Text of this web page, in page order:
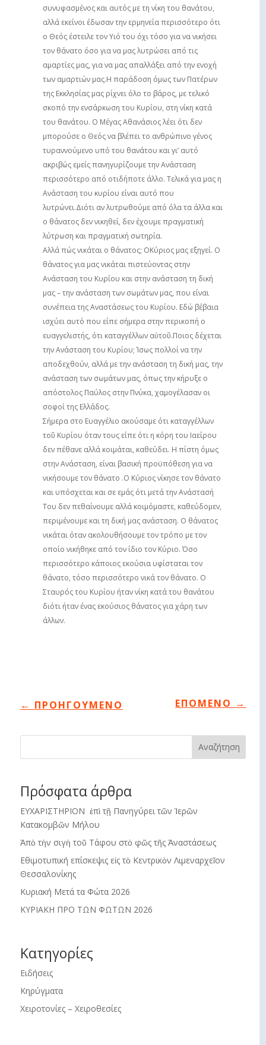
συνυφασμένος και αυτός με τη νίκη του θανάτου,
αλλά εκείνοι έδωσαν την ερμηνεία περισσότερο ότι
ο Θεός έστειλε τον Υιό του όχι τόσο για να νικήσει
τον θάνατο όσο για να μας λυτρώσει από τις
αμαρτίες μας, για να μας απαλλάξει από την ενοχή
των αμαρτιών μας.Η παράδοση όμως των Πατέρων
της Εκκλησίας μας ρίχνει όλο το βάρος, με τελικό
σκοπό την ενσάρκωση του Κυρίου, στη νίκη κατά
του θανάτου. Ο Μέγας Αθανάσιος λέει ότι δεν
μπορούσε ο Θεός να βλέπει το ανθρώπινο γένος
τυραννούμενο υπό του θανάτου και γι’ αυτό
ακριβώς εμείς πανηγυρίζουμε την Ανάσταση
περισσότερο από οτιδήποτε άλλο. Τελικά για μας η
Ανάσταση του κυρίου είναι αυτό που
λυτρώνει.Διότι αν λυτρωθούμε από όλα τα άλλα και
ο θάνατος δεν νικηθεί, δεν έχουμε πραγματική
λύτρωση και πραγματική σωτηρία.
Αλλά πώς νικάται ο θάνατος; ΟΚύριος μας εξηγεί. Ο
θάνατος για μας νικάται πιστεύοντας στην
Ανάσταση του Κυρίου και στην ανάσταση τη δική
μας – την ανάσταση των σωμάτων μας, που είναι
συνέπεια της Αναστάσεως του Κυρίου. Εδώ βέβαια
ισχύει αυτό που είπε σήμερα στην περικοπή ο
ευαγγελιστής, ότι καταγγέλλων αὐτοῦ.Ποιος δέχεται
την Ανάσταση του Κυρίου; Ίσως πολλοί να την
αποδεχθούν, αλλά με την ανάσταση τη δική μας, την
ανάσταση των σωμάτων μας, όπως την κήρυξε ο
απόστολος Παύλος στην Πνύκα, χαμογέλασαν οι
σοφοί της Ελλάδος.
Σήμερα στο Ευαγγέλιο ακούσαμε ότι καταγγέλλων
τοῦ Κυρίου όταν τους είπε ότι η κόρη του Ιαείρου
δεν πέθανε αλλά κοιμάται, καθεύδει. Η πίστη όμως
στην Ανάσταση, είναι βασική προϋπόθεση για να
νικήσουμε τον θάνατο .Ο Κύριος νίκησε τον θάνατο
και υπόσχεται και σε εμάς ότι μετά την Ανάστασή
Του δεν πεθαίνουμε αλλά κοιμόμαστε, καθεύδομεν,
περιμένουμε και τη δική μας ανάσταση. Ο θάνατος
νικάται όταν ακολουθήσουμε τον τρόπο με τον
οποίο νικήθηκε από τον ίδιο τον Κύριο. Όσο
περισσότερο κάποιος εκούσια υφίσταται τον
θάνατο, τόσο περισσότερο νικά τον θάνατο. Ο
Σταυρός του Κυρίου ήταν νίκη κατά του θανάτου
διότι ήταν ένας εκούσιος θάνατος για χάρη των
άλλων.
← ΠΡΟΗΓΟΥΜΕΝΟ ΕΠΟΜΕΝΟ →
Αναζήτηση
Πρόσφατα άρθρα
ΕΥΧΑΡΙΣΤΗΡΙΟΝ ἐπὶ τῇ Πανηγύρει τῶν Ἱερῶν
Κατακομβῶν Μήλου
Ἀπὸ τὴν σιγὴ τοῦ Τάφου στὸ φῶς τῆς Ἀναστάσεως
Εθιμοτυπική επίσκεψις εἰς τὸ Κεντρικὸν Λιμεναρχεῖον
Θεσσαλονίκης
Κυριακή Μετά τα Φώτα 2026
ΚΥΡΙΑΚΗ ΠΡΟ ΤΩΝ ΦΩΤΩΝ 2026
Kατηγορίες
Ειδήσεις
Κηρύγματα
Χειροτονίες – Χειροθεσίες